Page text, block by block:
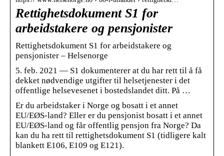
Rettighetsdokument S1 for
arbeidstakere og pensjonister
Rettighetsdokument S1 for arbeidstakere og
pensjonister – Helsenorge
5. feb. 2021 — S1 dokumenterer at du har rett til å få
dekket nødvendige utgifter til helsetjenester i det
offentlige helsevesenet i bostedslandet ditt. På …
Er du arbeidstaker i Norge og bosatt i et annet
EU/EØS-land? Eller er du pensjonist bosatt i et annet
EU/EØS-land og får offentlig pensjon fra Norge? Da
kan du ha rett til rettighetsdokument S1 (tidligere kalt
blankett E106, E109 og E121).